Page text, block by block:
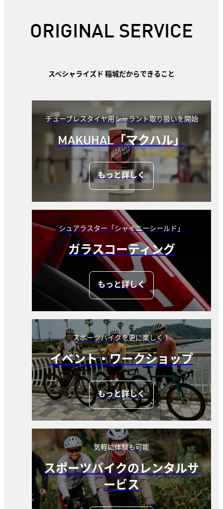
ORIGINAL SERVICE
スペシャライズド 稲城だからできること
チューブレスタイヤ用シーラント取り扱いを開始
MAKUHAL「マクハル」
もっと詳しく
シュアラスター「シャイニーシールド」
ガラスコーティング
もっと詳しく
スポーツバイクを更に楽しく！
イベント・ワークショップ
もっと詳しく
気軽に体験も可能
スポーツバイクのレンタルサ
ービス